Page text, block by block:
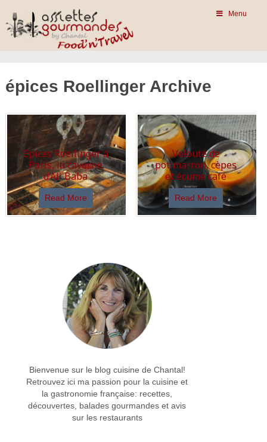
Menu
épices Roellinger Archive
Epices Roellinger à
Paris, la caverne
d’Ali Baba
Read More
Velouté de
potimarron, cèpes
et écume café
Read More
Bienvenue sur le blog cuisine de Chantal!
Retrouvez ici ma passion pour la cuisine et
la gastronomie française: recettes,
découvertes, balades gourmandes et avis
sur les restaurants